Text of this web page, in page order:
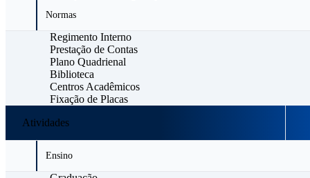
Normas
Regimento Interno
Prestação de Contas
Plano Quadrienal
Biblioteca
Centros Acadêmicos
Fixação de Placas
Atividades
Ensino